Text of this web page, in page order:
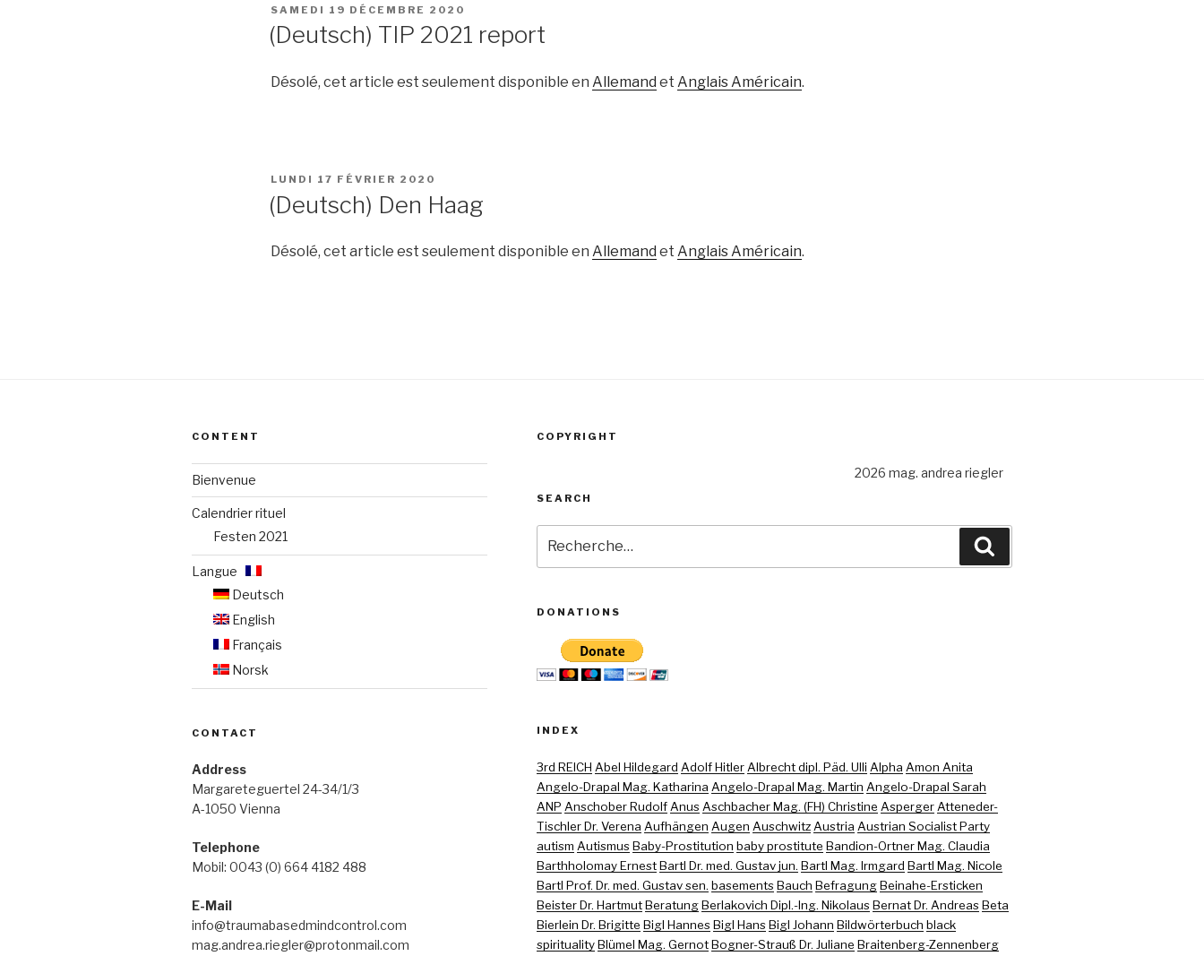
PUBLIÉ
LE
SAMEDI 19 DÉCEMBRE 2020
(Deutsch) TIP 2021 report
Désolé, cet article est seulement disponible en Allemand et Anglais Américain.
PUBLIÉ
LUNDI 17 FÉVRIER 2020
(Deutsch) Den Haag
Désolé, cet article est seulement disponible en Allemand et Anglais Américain.
CONTENT
Bienvenue
Calendrier rituel
Festen 2021
Langue :
Deutsch
English
Français
Norsk
CONTACT
Address
Margareteguertel 24-34/1/3
A-1050 Vienna
Telephone
Mobil: 0043 (0) 664 4182 488
E-Mail
info@traumabasedmindcontrol.com
mag.andrea.riegler@protonmail.com
COPYRIGHT
2026 mag. andrea riegler
SEARCH
pour
DONATIONS
INDEX
3rd REICH Abel Hildegard Adolf Hitler Albrecht dipl. Päd. Ulli Alpha Amon Anita
Angelo-Drapal Mag. Katharina Angelo-Drapal Mag. Martin Angelo-Drapal Sarah
ANP Anschober Rudolf Anus Aschbacher Mag. (FH) Christine Asperger Atteneder-
Tischler Dr. Verena Aufhängen Augen Auschwitz Austria Austrian Socialist Party
autism Autismus Baby-Prostitution baby prostitute Bandion-Ortner Mag. Claudia
Barthholomay Ernest Bartl Dr. med. Gustav jun. Bartl Mag. Irmgard Bartl Mag. Nicole
Bartl Prof. Dr. med. Gustav sen. basements Bauch Befragung Beinahe-Ersticken
Beister Dr. Hartmut Beratung Berlakovich Dipl.-Ing. Nikolaus Bernat Dr. Andreas Beta
Bierlein Dr. Brigitte Bigl Hannes Bigl Hans Bigl Johann Bildwörterbuch black
spirituality Blümel Mag. Gernot Bogner-Strauß Dr. Juliane Braitenberg-Zennenberg